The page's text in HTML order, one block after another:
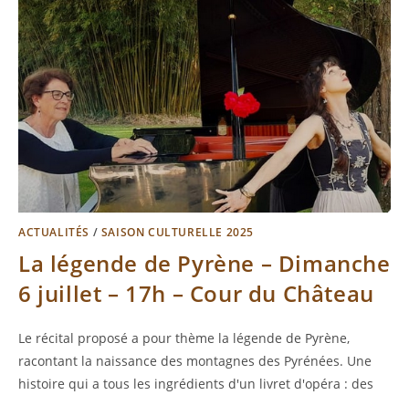
ACTUALITÉS / SAISON CULTURELLE 2025
La légende de Pyrène – Dimanche
6 juillet – 17h – Cour du Château
Le récital proposé a pour thème la légende de Pyrène,
racontant la naissance des montagnes des Pyrénées. Une
histoire qui a tous les ingrédients d'un livret d'opéra : des